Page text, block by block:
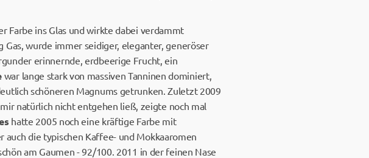
Farbe ins Glas und wirkte dabei verdammt
Gas, wurde immer seidiger, eleganter, generöser
erinnernde, erdbeerige Frucht, ein
war lange stark von massiven Tanninen dominiert,
schöneren Magnums getrunken. Zuletzt 2009
natürlich nicht entgehen ließ, zeigte noch mal
hatte 2005 noch eine kräftige Farbe mit
die typischen Kaffee- und Mokkaaromen
am Gaumen - 92/100. 2011 in der feinen Nase